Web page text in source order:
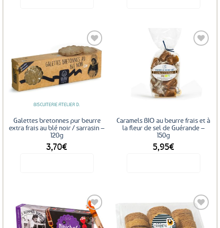
Ajouter
aux
favoris
BISCUITERIE ATELIER D.
Galettes bretonnes pur beurre
extra frais au blé noir / sarrasin –
120g
3,70€
Caramels BIO au beurre frais et à
la fleur de sel de Guérande –
150g
5,95€